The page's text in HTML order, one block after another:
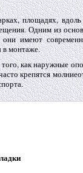
площадях,
Одним из
они имеют
в монтаже.
как наружные
крепятся